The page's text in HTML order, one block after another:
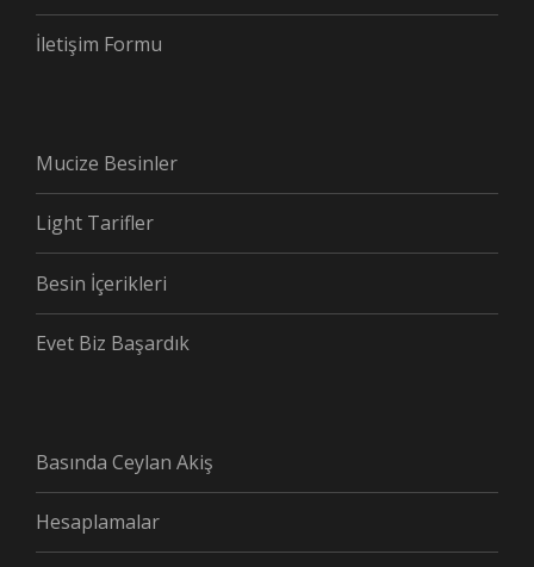
İletişim Formu
Mucize Besinler
Light Tarifler
Besin İçerikleri
Evet Biz Başardık
Basında Ceylan Akiş
Hesaplamalar